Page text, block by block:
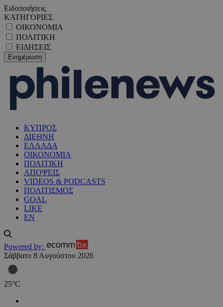
Ειδοποιήσεις
ΚΑΤΗΓΟΡΙΕΣ
ΟΙΚΟΝΟΜΙΑ
ΠΟΛΙΤΙΚΗ
ΕΙΔΗΣΕΙΣ
ΚΥΠΡΟΣ
ΔΙΕΘΝΗ
ΕΛΛΑΔΑ
ΟΙΚΟΝΟΜΙΑ
ΠΟΛΙΤΙΚΗ
ΑΠΟΨΕΙΣ
VIDEOS & PODCASTS
ΠΟΛΙΤΙΣΜΟΣ
GOAL
LIKE
EN
Powered by:
Σάββατο 8 Αυγούστου 2026
25°C